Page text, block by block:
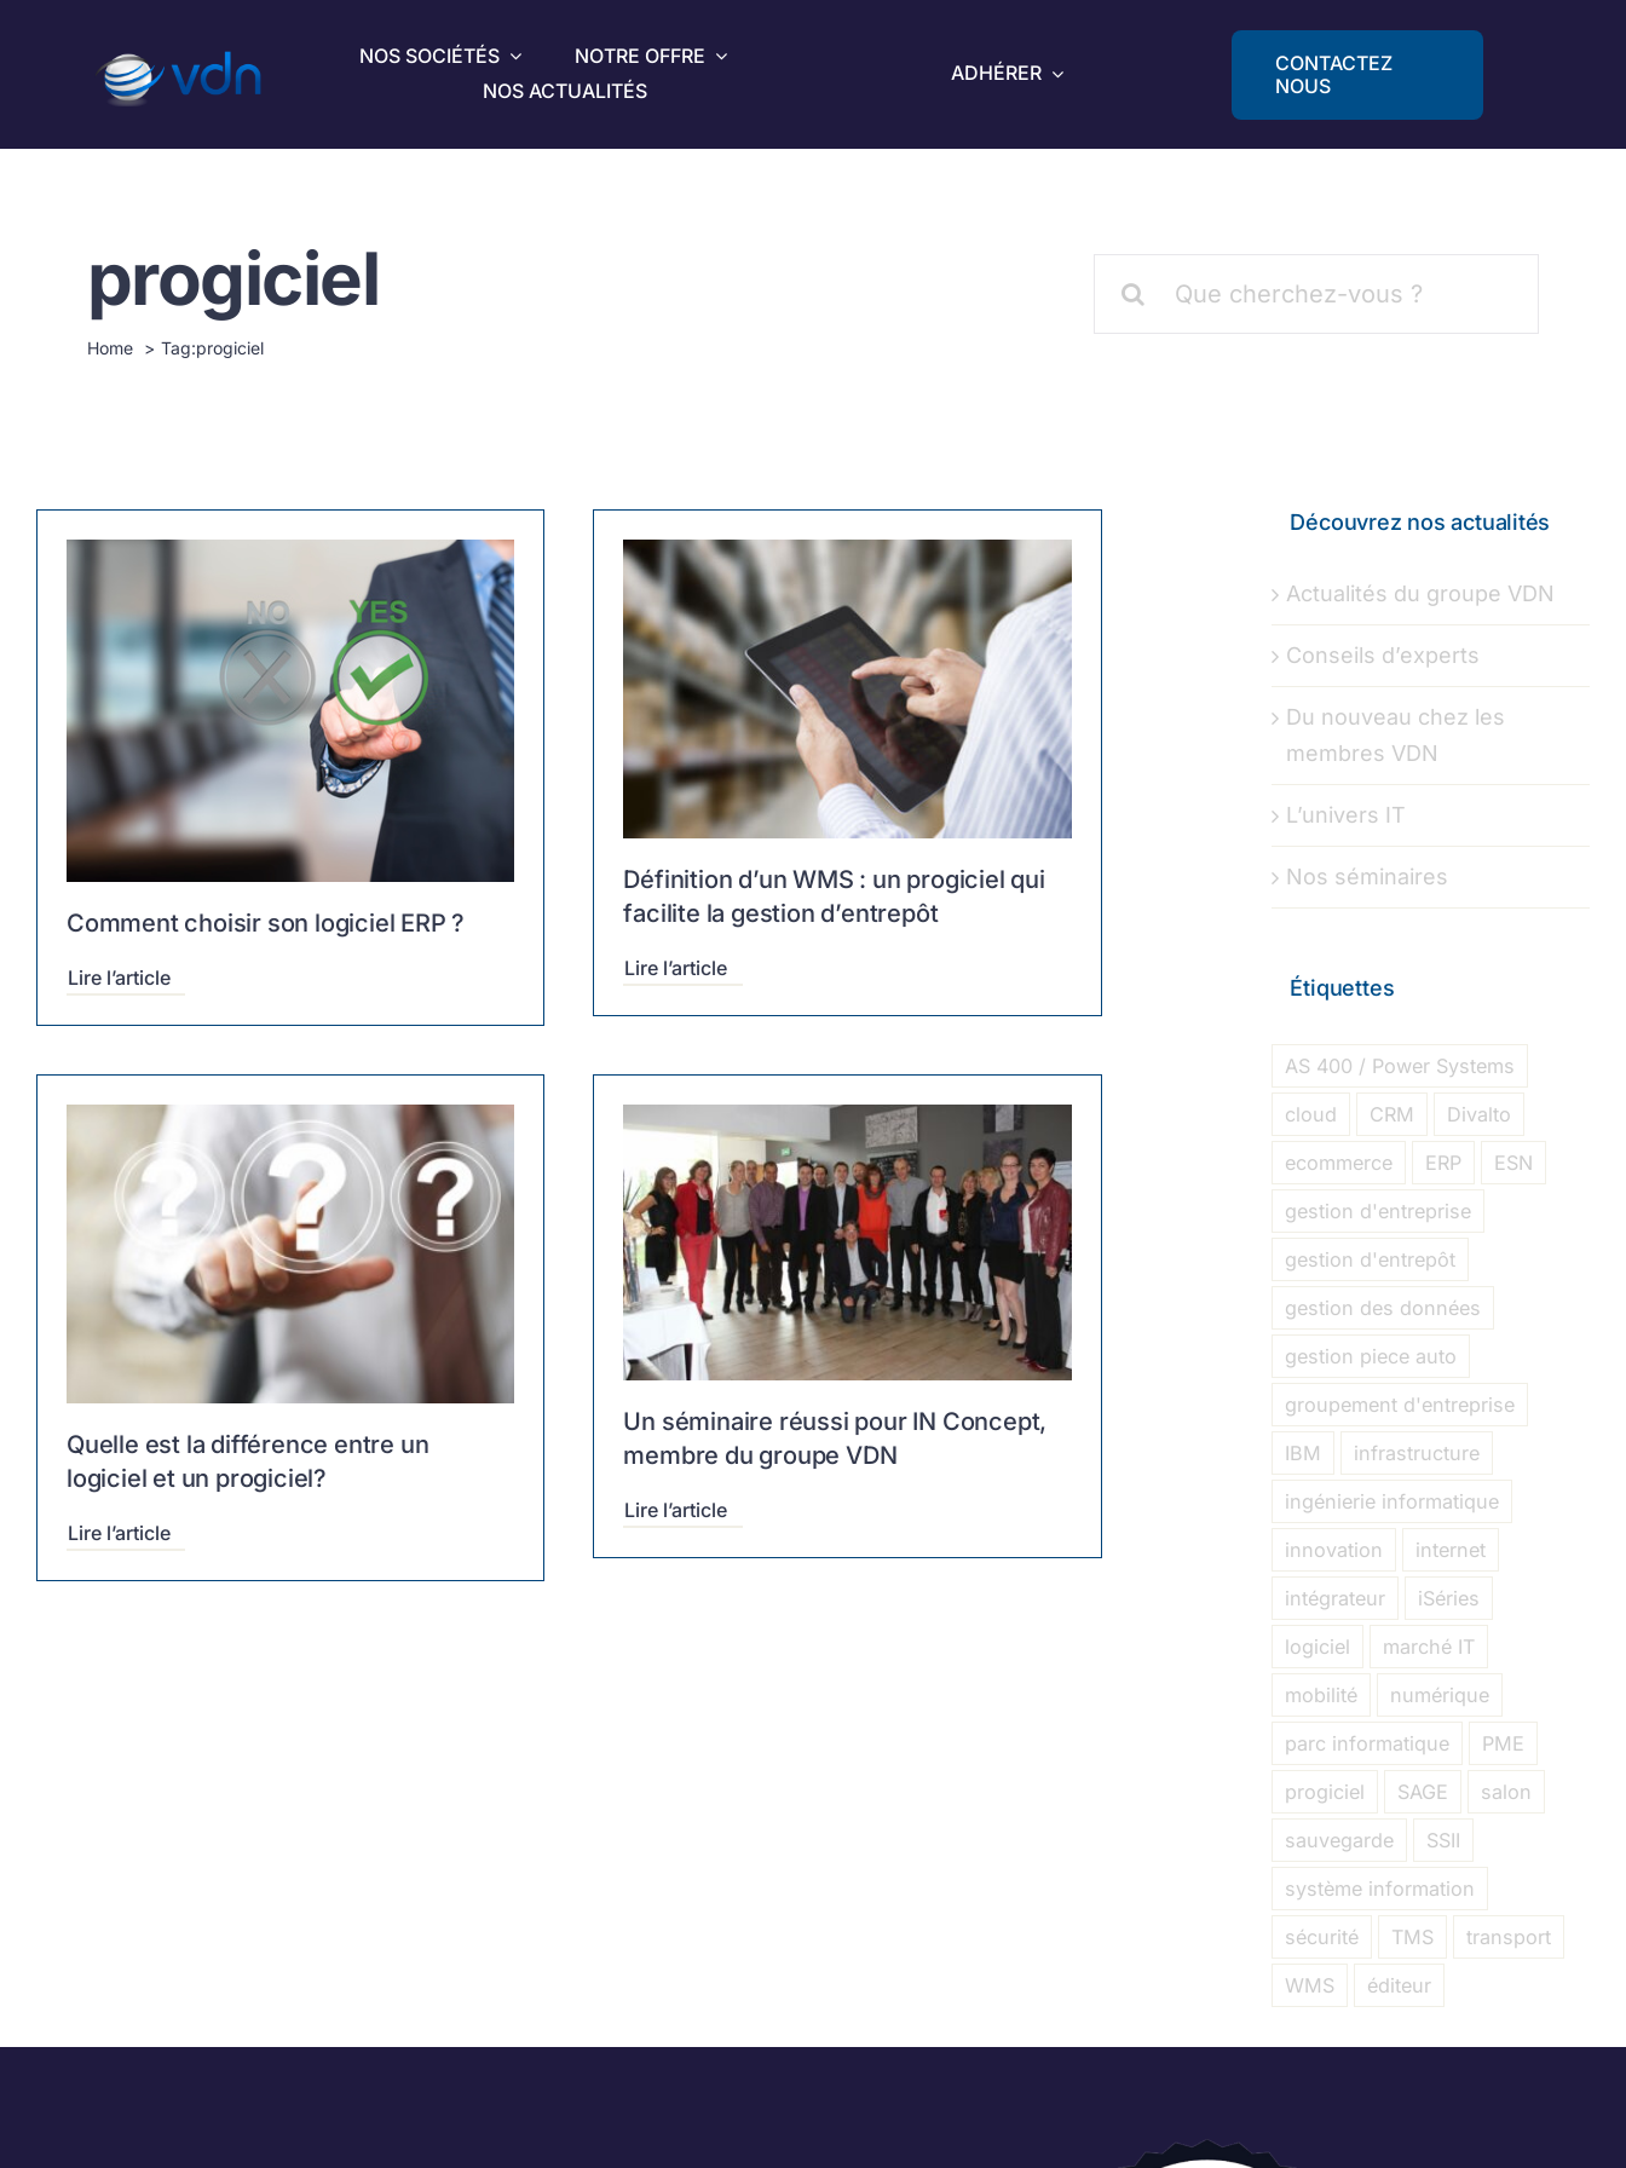
NOS SOCIÉTÉS
NOTRE OFFRE
NOS ACTUALITÉS
ADHÉRER
CONTACTEZ
NOUS
progiciel
Home Tag:progiciel
Comment choisir son logiciel ERP ?
Lire l’article
Définition d’un WMS : un progiciel qui
facilite la gestion d’entrepôt
Lire l’article
Quelle est la différence entre un
logiciel et un progiciel?
Lire l’article
Un séminaire réussi pour IN Concept,
membre du groupe VDN
Lire l’article
Découvrez nos actualités
Actualités du groupe VDN
Conseils d’experts
Du nouveau chez les
membres VDN
L’univers IT
Nos séminaires
Étiquettes
AS 400 / Power Systems
cloud
CRM
Divalto
ecommerce
ERP
ESN
gestion d'entreprise
gestion d'entrepôt
gestion des données
gestion piece auto
groupement d'entreprise
IBM
infrastructure
ingénierie informatique
innovation
internet
intégrateur
iSéries
logiciel
marché IT
mobilité
numérique
parc informatique
PME
progiciel
SAGE
salon
sauvegarde
SSII
système information
sécurité
TMS
transport
WMS
éditeur